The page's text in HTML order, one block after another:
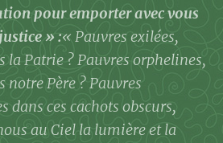
pour emporter avec vous
» :« Pauvres exilées,
Patrie ? Pauvres orphelines,
Père ? Pauvres
dans ces cachots obscurs,
au Ciel la lumière et la